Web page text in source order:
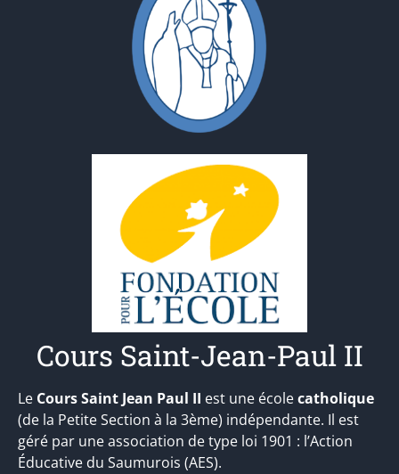
Cours Saint-Jean-Paul II
Le Cours Saint Jean Paul II est une écolecatholique
(de la Petite Section à la 3ème) indépendante. Il est
géré par une association de type loi 1901 : l’Action
Éducative du Saumurois (AES).